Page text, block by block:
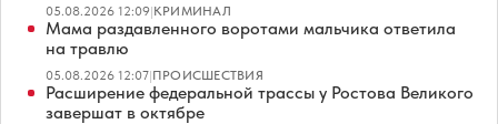
05.08.2026 12:09|КРИМИНАЛ
Мама раздавленного воротами мальчика ответила
на травлю
05.08.2026 12:07|ПРОИСШЕСТВИЯ
Расширение федеральной трассы у Ростова Великого
завершат в октябре